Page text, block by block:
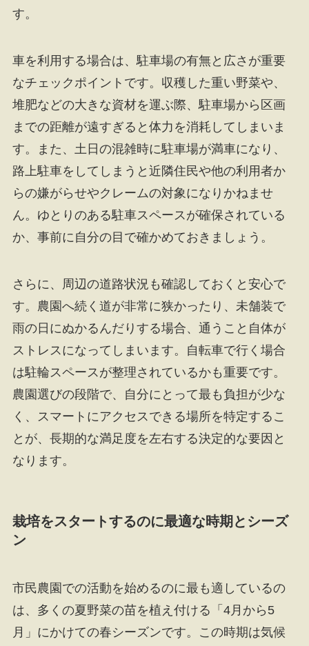
す。
車を利用する場合は、駐車場の有無と広さが重要
なチェックポイントです。収穫した重い野菜や、
堆肥などの大きな資材を運ぶ際、駐車場から区画
までの距離が遠すぎると体力を消耗してしまいま
す。また、土日の混雑時に駐車場が満車になり、
路上駐車をしてしまうと近隣住民や他の利用者か
らの嫌がらせやクレームの対象になりかねませ
ん。ゆとりのある駐車スペースが確保されている
か、事前に自分の目で確かめておきましょう。
さらに、周辺の道路状況も確認しておくと安心で
す。農園へ続く道が非常に狭かったり、未舗装で
雨の日にぬかるんだりする場合、通うこと自体が
ストレスになってしまいます。自転車で行く場合
は駐輪スペースが整理されているかも重要です。
農園選びの段階で、自分にとって最も負担が少な
く、スマートにアクセスできる場所を特定するこ
とが、長期的な満足度を左右する決定的な要因と
なります。
栽培をスタートするのに最適な時期とシーズ
ン
市民農園での活動を始めるのに最も適しているの
は、多くの夏野菜の苗を植え付ける「4月から5
月」にかけての春シーズンです。この時期は気候